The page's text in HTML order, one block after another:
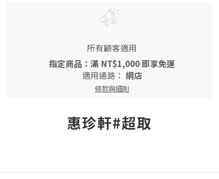
所有顧客適用
指定商品：滿 NT$1,000 即享免運
適用通路： 網店
條款與細則
惠珍軒#超取